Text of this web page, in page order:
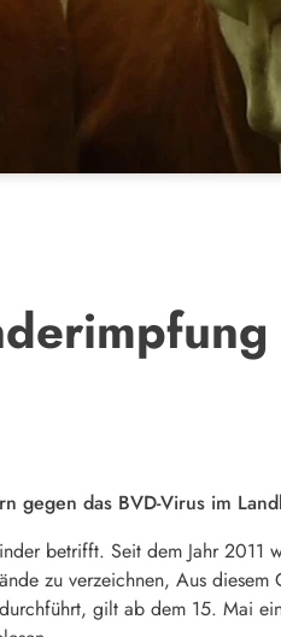
gegen das BVD-Virus im
betrifft. Seit dem Jahr
zu verzeichnen, Aus
gilt ab dem 15. Mai